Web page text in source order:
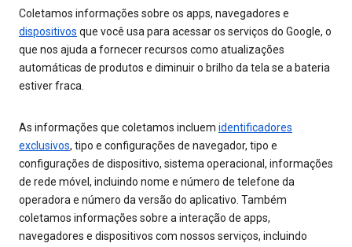
Coletamos informações sobre os apps, navegadores e
dispositivos que você usa para acessar os serviços do Google, o
que nos ajuda a fornecer recursos como atualizações
automáticas de produtos e diminuir o brilho da tela se a bateria
estiver fraca.
As informações que coletamos incluem identificadores
exclusivos, tipo e configurações de navegador, tipo e
configurações de dispositivo, sistema operacional, informações
de rede móvel, incluindo nome e número de telefone da
operadora e número da versão do aplicativo. Também
coletamos informações sobre a interação de apps,
navegadores e dispositivos com nossos serviços, incluindo